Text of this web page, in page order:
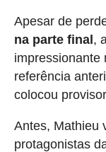
Apesar de
na parte final,
impressionante
referência
colocou
Antes, Mathieu
protagonistas